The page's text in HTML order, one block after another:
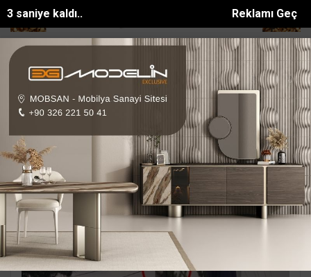
Reklamı Geç
1 saniye kaldı..
Apartmanda yangın paniği: 5 kişi dumandan etk...
Ali CEREN Haberleri